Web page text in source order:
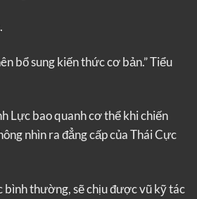
bổ sung kiến thức cơ bản.” Tiểu
Lực bao quanh cơ thể khi chiến
nhìn ra đẳng cấp của Thái Cực
bình thường, sẽ chịu được vũ kỹ tác